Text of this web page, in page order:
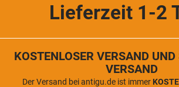
Lieferzeit 1-2
KOSTENLOSER VERSAND
VERSAND
Der Versand bei antigu.de ist immer